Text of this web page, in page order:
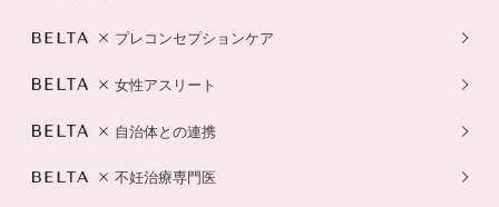
プレコンセプションケア
女性アスリート
自治体との連携
不妊治療専門医